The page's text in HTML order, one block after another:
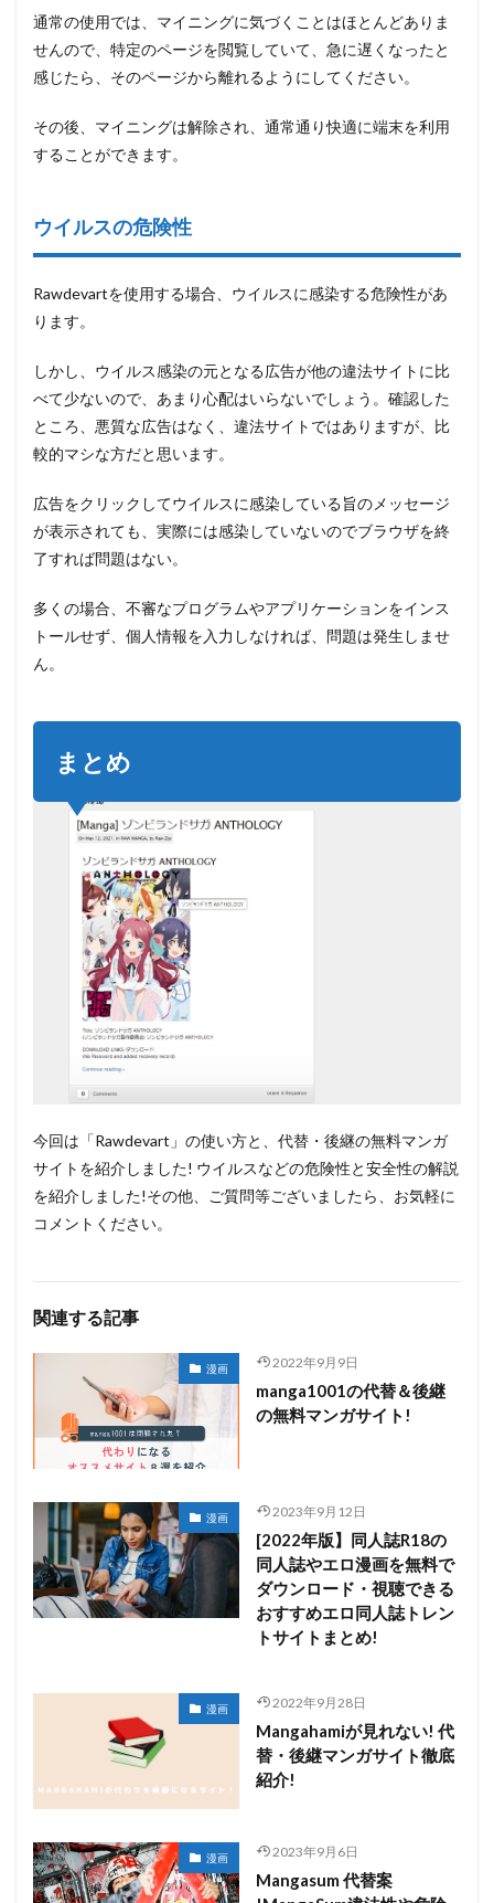
通常の使用では、マイニングに気づくことはほとんどありま
せんので、特定のページを閲覧していて、急に遅くなったと
感じたら、そのページから離れるようにしてください。
その後、マイニングは解除され、通常通り快適に端末を利用
することができます。
ウイルスの危険性
Rawdevartを使用する場合、ウイルスに感染する危険性があ
ります。
しかし、ウイルス感染の元となる広告が他の違法サイトに比
べて少ないので、あまり心配はいらないでしょう。確認した
ところ、悪質な広告はなく、違法サイトではありますが、比
較的マシな方だと思います。
広告をクリックしてウイルスに感染している旨のメッセージ
が表示されても、実際には感染していないのでブラウザを終
了すれば問題はない。
多くの場合、不審なプログラムやアプリケーションをインス
トールせず、個人情報を入力しなければ、問題は発生しませ
ん。
まとめ
今回は「Rawdevart」の使い方と、代替・後継の無料マンガ
サイトを紹介しました! ウイルスなどの危険性と安全性の解説
を紹介しました!その他、ご質問等ございましたら、お気軽に
コメントください。
関連する記事
漫画 2022年9月9日
manga1001の代替＆後継
の無料マンガサイト!
漫画 2023年9月12日
[2022年版】同人誌R18の
同人誌やエロ漫画を無料で
ダウンロード・視聴できる
おすすめエロ同人誌トレン
トサイトまとめ!
漫画 2022年9月28日
Mangahamiが見れない! 代
替・後継マンガサイト徹底
紹介!
漫画 2023年9月6日
Mangasum 代替案